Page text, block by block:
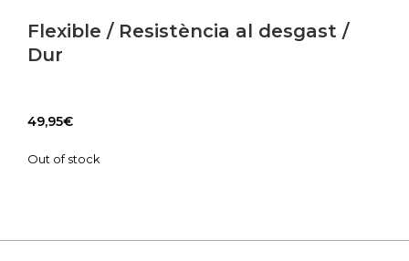
Flexible / Resistència al desgast /
Dur
49,95€
Out of stock